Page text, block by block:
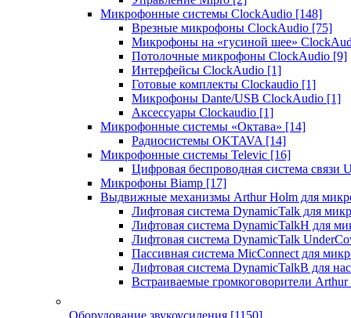
Микрофонные системы ClockAudio [148]
Врезные микрофоны ClockAudio [75]
Микрофоны на «гусиной шее»
Потолочные микрофоны ClockAudio [9]
Интерфейсы ClockAudio [1]
Готовые комплекты Clockaudio [1]
Микрофоны Dante/USB ClockAudio [1]
Аксессуары Clockaudio [1]
Микрофонные системы «Октава» [14]
Радиосистемы OKTAVA [14]
Микрофонные системы Televic [16]
Цифровая беспроводная система связи
Микрофоны Biamp [17]
Выдвижные механизмы Arthur Holm для
Лифтовая система DynamicTalk для
Лифтовая система DynamicTalkH для
Лифтовая система DynamicTalk
Пассивная система MicConnect для
Лифтовая система DynamicTalkB для
Встраиваемые громкоговорители
Оборудование звукоусиления [1150]